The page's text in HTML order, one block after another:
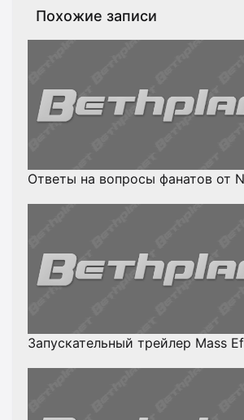
Похожие записи
Ответы на вопросы фанатов от
Запускательный трейлер Mass